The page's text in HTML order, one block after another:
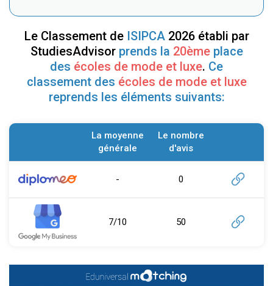
Le Classement de ISIPCA2026 établi par
StudiesAdvisor prends la 20èmeplace
des écoles de mode et luxe. Ce
classement des écoles de mode et luxe
reprends les éléments suivants:
La moyenne
générale
Le nombre
d'avis
- 0
7/10 50